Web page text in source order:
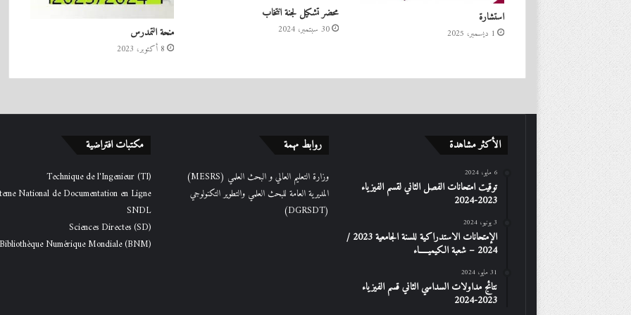
استشارة
1 ديسمبر، 2025
محضر تشكيل لجنة انتخاب
30 سبتمبر، 2024 منحة التمدرس
8 أكتوبر، 2023
الأكثر مشاهدة
6 مايو، 2024
توقيت امتحانات الفصل الثاني لقسم الفيزياء
2023-2024
3 يونيو، 2024
الإمتحانات الاستدراكیة للسنة الجامعیة 2023 /
2024 – شعبة الكیمیـــــاء
31 مايو، 2024
نتائج مداولات السداسي الثاني قسم الفيزياء
2023-2024
روابط مهمة
وزارة التعليم العالي و البحث العلمي (MESRS)
المديرية العامة للبحث العلمي والتطوير التكنولوجي
(DGRSDT)
مكتبات افتراضية
Technique de l'Ingenieur (TI)
National de Documentation en Ligne
SNDL
Sciences Directes (SD)
Bibliothèque Numérique Mondiale (BNM)